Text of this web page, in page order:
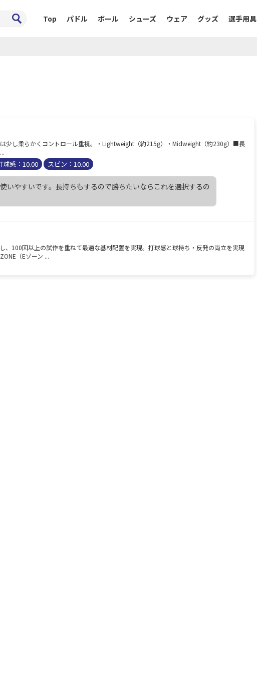
Top パドル ボール シューズ ウェア グッズ 選手用具
少し柔らかくコントロール重視。・Lightweight（約215g）・Midweight（約230g）■長
球感：10.00 スピン：10.00
いやすいです。長持ちもするので勝ちたいならこれを選択するの
、100回以上の試作を重ねて最適な基材配置を実現。打球感と球持ち・反発の両立を実現
（Eゾーン ...